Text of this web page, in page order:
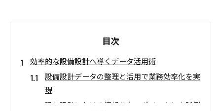
目次
効率的な設備設計へ導くデータ活用術
設備設計データの整理と活用で業務効率化を実
現
設備設計における情報共有のポイントと実践例